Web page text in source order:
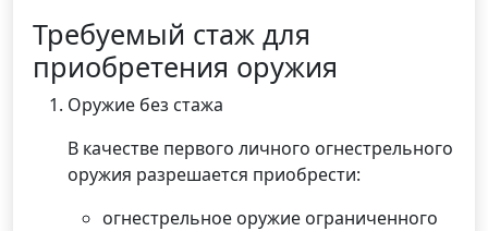
Требуемый стаж для
приобретения оружия
Оружие без стажа
В качестве первого личного огнестрельного
оружия разрешается приобрести:
огнестрельное оружие ограниченного